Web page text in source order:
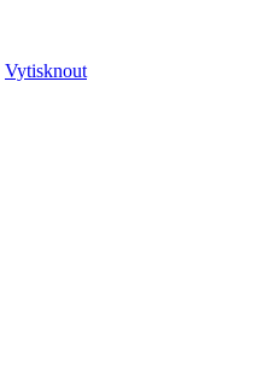
Vytisknout